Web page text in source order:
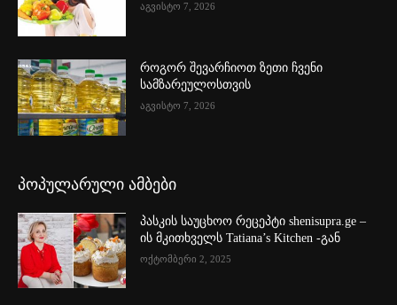
აგვისტო 7, 2026
როგორ შევარჩიოთ ზეთი ჩვენი
სამზარეულოსთვის
აგვისტო 7, 2026
პოპულარული ამბები
პასკის საუცხოო რეცეპტი shenisupra.ge –
ის მკითხველს Tatiana’s Kitchen -გან
ოქტომბერი 2, 2025